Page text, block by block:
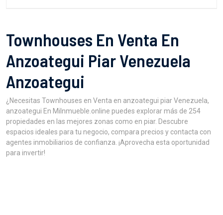
Townhouses En Venta En
Anzoategui Piar Venezuela
Anzoategui
¿Necesitas Townhouses en Venta en anzoategui piar Venezuela,
anzoategui En MiInmueble.online puedes explorar más de 254
propiedades en las mejores zonas como en piar. Descubre
espacios ideales para tu negocio, compara precios y contacta con
agentes inmobiliarios de confianza. ¡Aprovecha esta oportunidad
para invertir!